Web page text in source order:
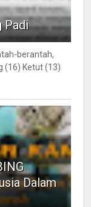
Padi
berantah,
(16) Ketut (13)
Dalam